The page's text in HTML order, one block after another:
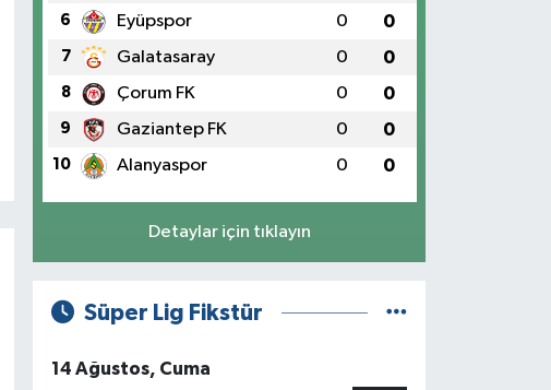
6 Eyüpspor 0 0
7 Galatasaray 0 0
8 Çorum FK 0 0
9 Gaziantep FK 0 0
10 Alanyaspor 0 0
Detaylar için tıklayın
Süper Lig Fikstür
14 Ağustos, Cuma